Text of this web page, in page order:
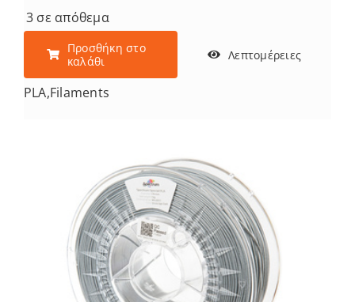
3 σε απόθεμα
Προσθήκη στο
καλάθι
Λεπτομέρειες
PLA,Filaments